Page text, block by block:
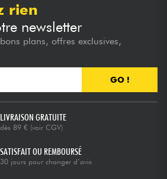
rien
newsletter
plans, offres exclusives,
GO !
LIVRAISON GRATUITE
dès 89 € (voir CGV)
SATISFAIT OU REMBOURSÉ
30 jours pour changer d’avis